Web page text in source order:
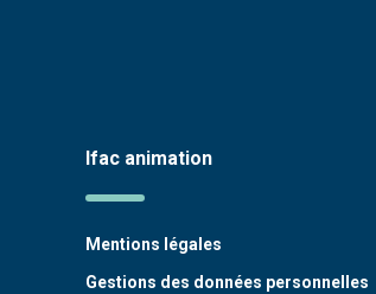
Ifac animation
Mentions légales
Gestions des données personnelles